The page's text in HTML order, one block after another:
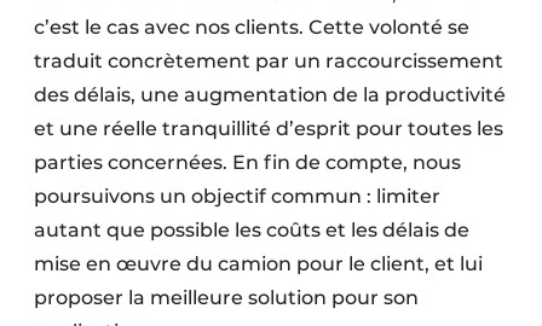
c’est le cas avec nos clients. Cette volonté se
traduit concrètement par un raccourcissement
des délais, une augmentation de la productivité
et une réelle tranquillité d’esprit pour toutes les
parties concernées. En fin de compte, nous
poursuivons un objectif commun : limiter
autant que possible les coûts et les délais de
mise en œuvre du camion pour le client, et lui
proposer la meilleure solution pour son